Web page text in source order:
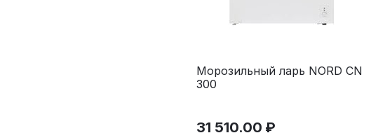
Морозильный ларь NORD CN
300
31 510.00 ₽